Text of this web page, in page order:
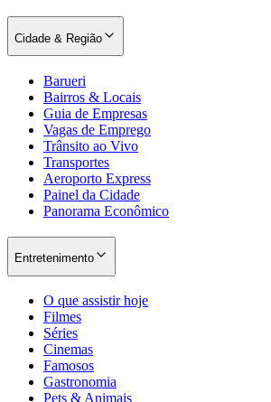
Cidade & Região
Barueri
Bairros & Locais
Guia de Empresas
Vagas de Emprego
Trânsito ao Vivo
Transportes
Aeroporto Express
Painel da Cidade
Panorama Econômico
Entretenimento
O que assistir hoje
Filmes
Séries
Cinemas
Famosos
Gastronomia
Pets & Animais